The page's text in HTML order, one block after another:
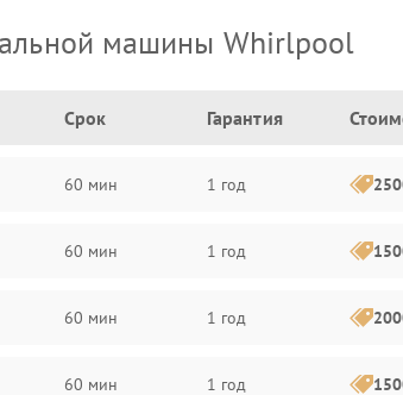
машины Whirlpool
Срок Гарантия
60 мин 1 год
60 мин 1 год
60 мин 1 год
60 мин 1 год